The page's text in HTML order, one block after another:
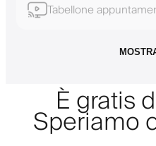
Tabellone
È gratis
Speriamo